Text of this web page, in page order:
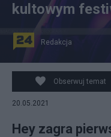
Katarzyna Nosowska.
kultowym
Redakcja
Obserwuj temat
20.05.2021
Hey zagra